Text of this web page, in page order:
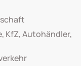
KfZ, Autohändler,